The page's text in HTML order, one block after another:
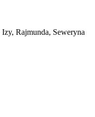
Izy, Rajmunda, Seweryna